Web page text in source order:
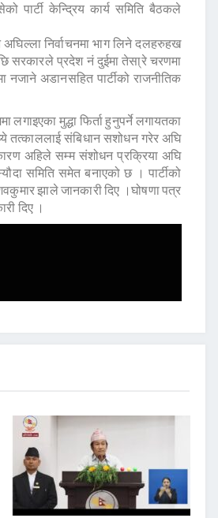
पार्टी केन्द्रिय कार्य समिति बैठकले
अघिल्ला निर्वाचनमा भाग लिने दलहरुहख
सरकारले प्रदेश नं दुईमा तेसा्रे चरणमा
नजाने अडानसहित पार्टीको राजनीतिक
मुद्धा फिर्ता हुनुपर्ने लगायतका
तत्काललाई संबिधान सशोधन गरेर अघि
अहिले सम्म संशोधन प्रक्रिया अघि
समिति समेत बनाएको छ । पार्टीको
झाले जानकारी दिए ।घोषणा पत्र
दिए ।